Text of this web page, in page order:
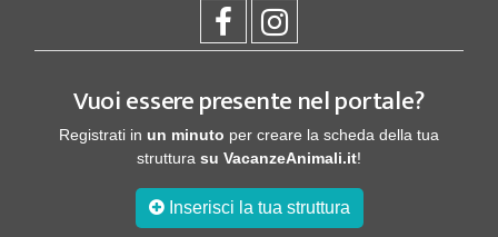
Vuoi essere presente nel portale?
Registrati in un minuto per creare la scheda della tua
struttura su VacanzeAnimali.it!
Inserisci la tua struttura